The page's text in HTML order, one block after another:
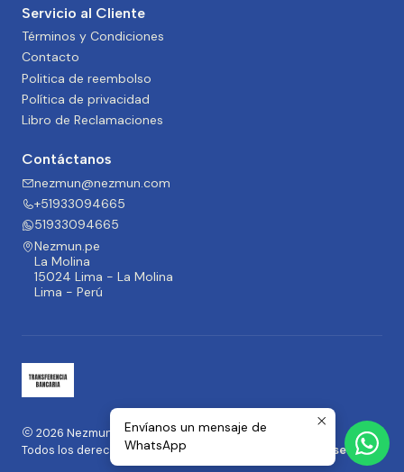
Servicio al Cliente
Términos y Condiciones
Contacto
Politica de reembolso
Política de privacidad
Libro de Reclamaciones
Contáctanos
nezmun@nezmun.com
+51933094665
51933094665
Nezmun.pe
La Molina
15024 Lima - La Molina
Lima - Perú
2026 Nezmun.pe | Moda y Accesorios.
Todos los derechos reservados.
Desarrollado por Jumpseller.
Envíanos un mensaje de
WhatsApp